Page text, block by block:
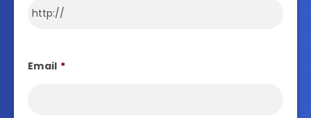
Email *